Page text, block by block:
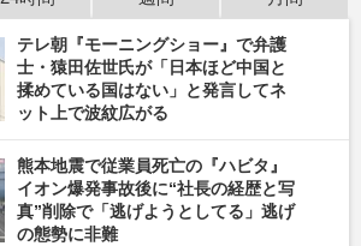
テレ朝『モーニングショー』で弁護
士・猿田佐世氏が「日本ほど中国と
揉めている国はない」と発言してネ
ット上で波紋広がる
熊本地震で従業員死亡の『ハビタ』
イオン爆発事故後に“社長の経歴と写
真”削除で「逃げようとしてる」逃げ
の態勢に非難